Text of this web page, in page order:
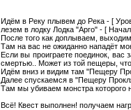
Идём в Реку плывем до Река - [
лезем в лодку Лодка "Арго" - [
После того как доплываем,
Там на вас не ожиданно нападёт
Если вы проиграете поединок, вас
смертью.. Может из той пещеры,
Идём вниз и видим там "Пещеру
Далее спускаемся в "Пещеру
Там мы убиваем монстра которого
Всё! Квест выполнен! получаем